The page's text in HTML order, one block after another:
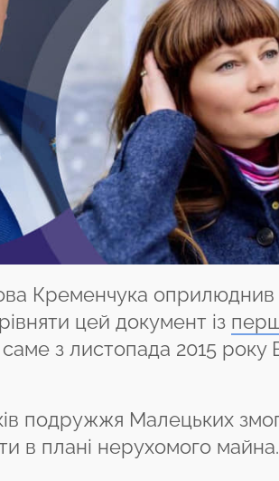
Кременчука
цей документ із
з листопада 2015 року
подружжя Малецьких
в плані нерухомого майна.